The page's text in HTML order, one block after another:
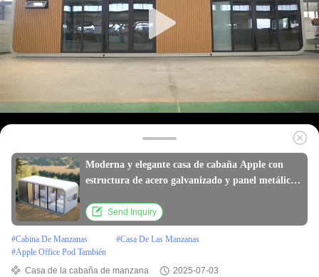
Moderna y elegante casa de cabaña Apple con
estructura de acero galvanizado y panel metálico
Send Inquiry
#Cabina De Manzanas #Casa De Las Manzanas
#Apple Office Pod También
Casa de la cabaña de manzana
2025-07-03